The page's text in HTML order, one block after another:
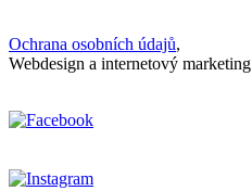
Ochrana osobních údajů,
Webdesign a internetový marketing